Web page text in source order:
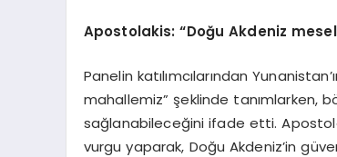
Apostolakis: “Doğu Akdeniz
Panelin katılımcılarından
mahallemiz” şeklinde tanımlarken,
sağlanabileceğini ifade etti.
vurgu yaparak, Doğu Akdeniz’in